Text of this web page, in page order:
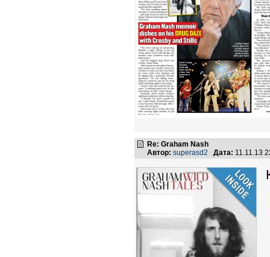
Re: Graham Nash
Автор: superasd2 Дата: 11.11.13